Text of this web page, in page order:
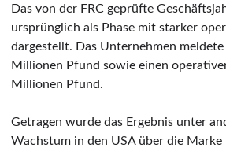
Das von der FRC geprüfte
ursprünglich als Phase mit starker
dargestellt. Das Unternehmen
Millionen Pfund sowie einen
Millionen Pfund.
Getragen wurde das Ergebnis unter
Wachstum in den USA über die